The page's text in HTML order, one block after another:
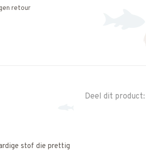
retour
Deel dit product:
stof die prettig